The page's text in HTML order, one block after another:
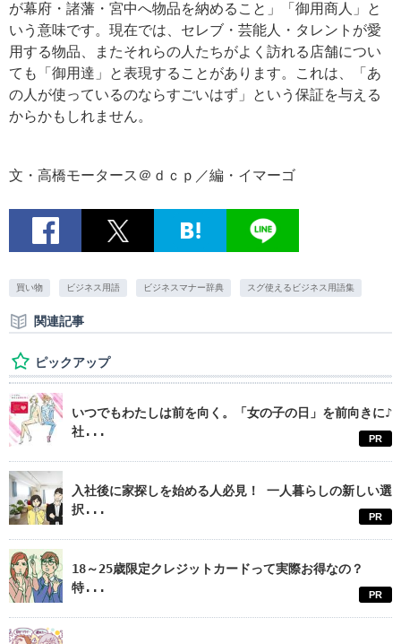
が幕府・諸藩・宮中へ物品を納めること」「御用商人」と
いう意味です。現在では、セレブ・芸能人・タレントが愛
用する物品、またそれらの人たちがよく訪れる店舗につい
ても「御用達」と表現することがあります。これは、「あ
の人が使っているのならすごいはず」という保証を与える
からかもしれません。
文・高橋モータース＠ｄｃｐ／編・イマーゴ
買い物 ビジネス用語 ビジネスマナー辞典 スグ使えるビジネス用語集
関連記事
ピックアップ
いつでもわたしは前を向く。「女の子の日」を前向きに♪
社...
PR
入社後に家探しを始める人必見！ 一人暮らしの新しい選
択...
PR
18～25歳限定クレジットカードって実際お得なの？
特...
PR